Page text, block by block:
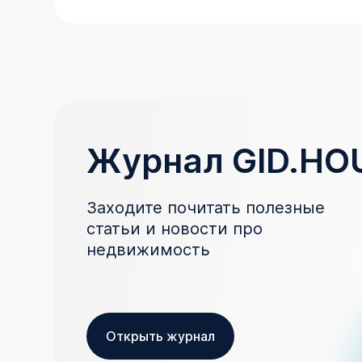
Журнал
Заходите почитать полезные
статьи и новости про
недвижимость
Открыть журнал